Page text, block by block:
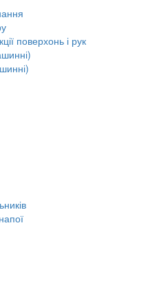
поверхонь і рук